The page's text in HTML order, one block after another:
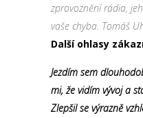
zprovoznění rádia,
vaše chyba. Tomáš
Další ohlasy
Jezdím sem
mi, že vidím vývoj a
Zlepšil se výrazně